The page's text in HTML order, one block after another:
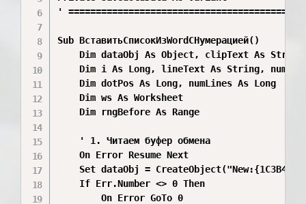
'
Sub ВставитьСписокИзWordСНумерацией()
Dim dataObj As Object, clipText As
Dim i As Long, lineText As String,
    Dim dotPos As Long, numLines As Long
    Dim ws As Worksheet
    Dim rngBefore As Range
    ' 1. Читаем буфер обмена
    On Error Resume Next
Set dataObj =
    If Err.Number <> 0 Then
        On Error GoTo 0